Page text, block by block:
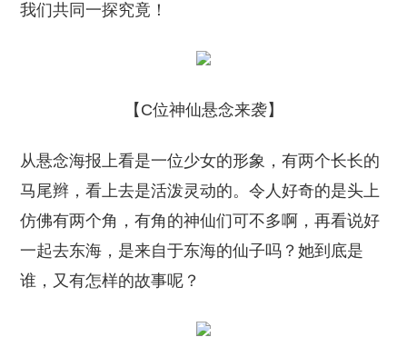
我们共同一探究竟！
【C位神仙悬念来袭】
从悬念海报上看是一位少女的形象，有两个长长的
马尾辫，看上去是活泼灵动的。令人好奇的是头上
仿佛有两个角，有角的神仙们可不多啊，再看说好
一起去东海，是来自于东海的仙子吗？她到底是
谁，又有怎样的故事呢？